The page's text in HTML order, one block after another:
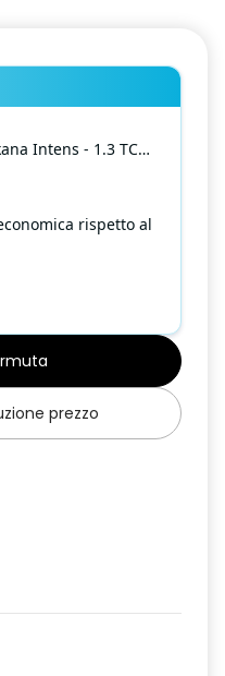
- 1.3 TCe 140cv Intens EDC FAP
rispetto al
prezzo